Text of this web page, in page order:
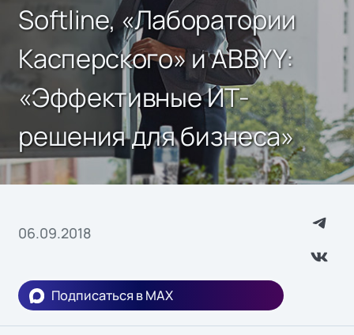
Softline, «Лаборатории
Касперского» и ABBYY:
«Эффективные ИТ-
решения для бизнеса»
06.09.2018
Подписаться в MAX